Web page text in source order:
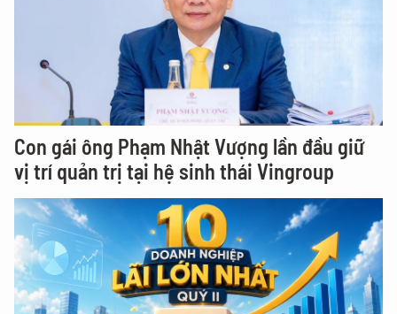
Con gái ông Phạm Nhật Vượng lần đầu giữ
vị trí quản trị tại hệ sinh thái Vingroup